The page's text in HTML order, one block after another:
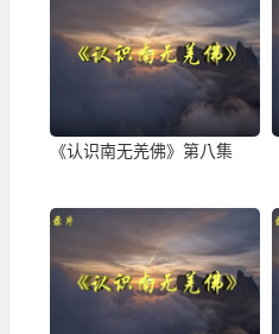
《认识南无羌佛》第八集